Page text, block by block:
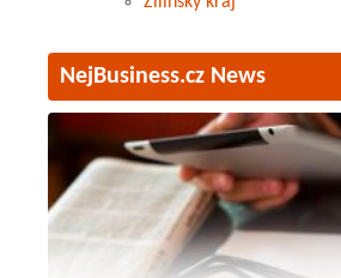
NejBusiness.cz News